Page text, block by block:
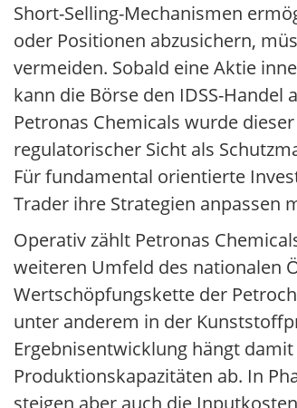
Short-Selling-Mechanismen
oder Positionen abzusichern,
vermeiden. Sobald eine Aktie
kann die Börse den IDSS-
Petronas Chemicals wurde
regulatorischer Sicht als
Für fundamental orientierte
Trader ihre Strategien anpassen
Operativ zählt Petronas
weiteren Umfeld des nationalen
Wertschöpfungskette der
unter anderem in der
Ergebnisentwicklung hängt
Produktionskapazitäten ab. In